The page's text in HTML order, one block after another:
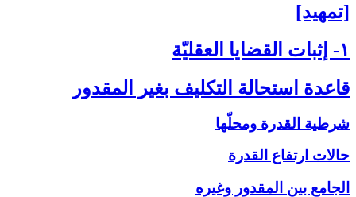
[تمهيد]
۱- إثبات القضايا العقليّة
قاعدة استحالة التكليف بغير المقدور
شرطية القدرة ومحلّها
حالات ارتفاع القدرة
الجامع بين المقدور وغيره